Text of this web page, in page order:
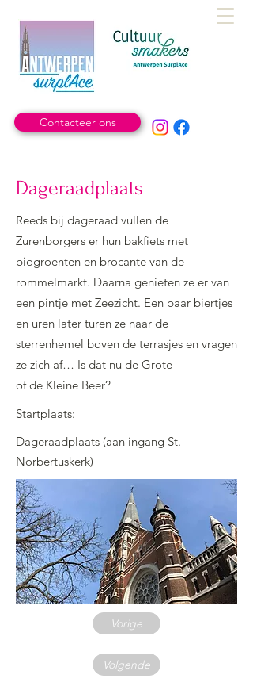
Contacteer ons
Dageraadplaats
Reeds bij dageraad vullen de
Zurenborgers er hun bakfiets met
biogroenten en brocante van de
rommelmarkt. Daarna genieten ze er van
een pintje met Zeezicht. Een paar biertjes
en uren later turen ze naar de
sterrenhemel boven de terrasjes en vragen
ze zich af… Is dat nu de Grote
of de Kleine Beer?
Startplaats:
Dageraadplaats (aan ingang St.-
Norbertuskerk)
Vorige
Volgende